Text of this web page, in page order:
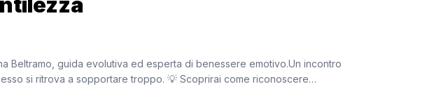
Beltramo, guida evolutiva ed esperta di benessere emotivo.Un incontro
si ritrova a sopportare troppo. 💡 Scoprirai come riconoscere…